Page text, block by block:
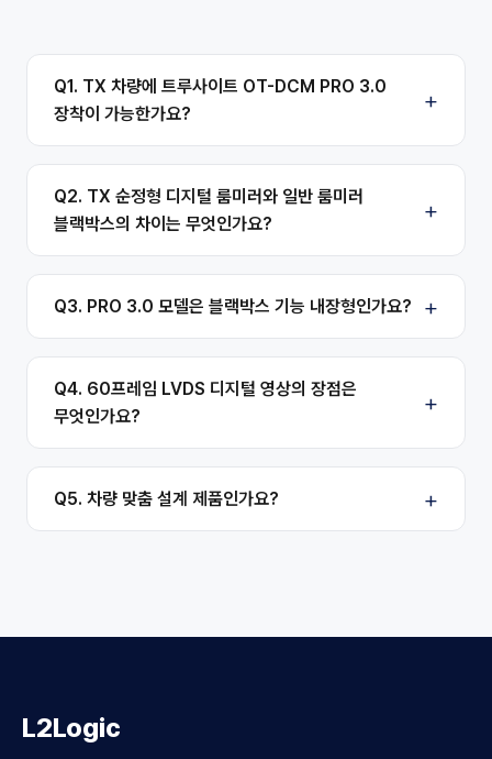
Q1. TX 차량에 트루사이트 OT-DCM PRO 3.0
장착이 가능한가요?
Q2. TX 순정형 디지털 룸미러와 일반 룸미러
블랙박스의 차이는 무엇인가요?
Q3. PRO 3.0 모델은 블랙박스 기능 내장형인가요?
Q4. 60프레임 LVDS 디지털 영상의 장점은
무엇인가요?
Q5. 차량 맞춤 설계 제품인가요?
L2Logic